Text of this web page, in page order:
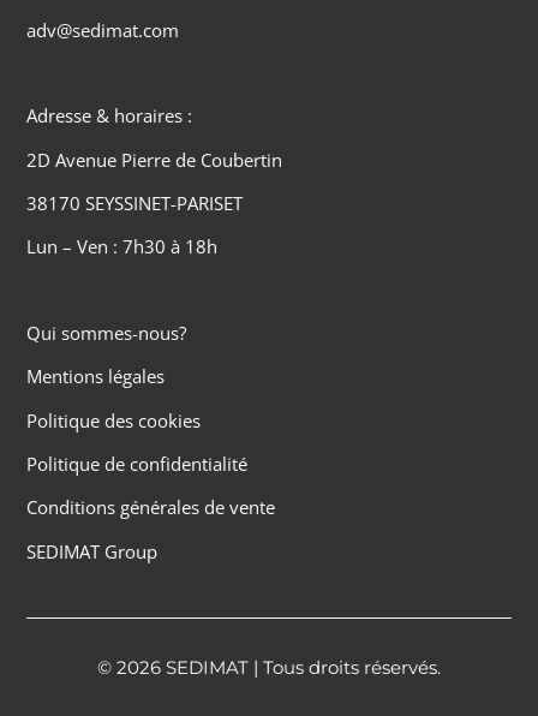
adv@sedimat.com
Adresse & horaires :
2D Avenue Pierre de Coubertin
38170 SEYSSINET-PARISET
Lun – Ven : 7h30 à 18h
Qui sommes-nous?
Mentions légales
Politique des cookies
Politique de confidentialité
Conditions générales de vente
SEDIMAT Group
© 2026 SEDIMAT | Tous droits réservés.